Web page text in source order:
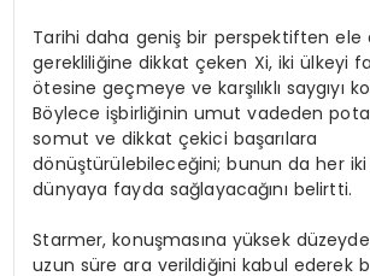
Tarihi daha geniş bir perspektiften ele
gerekliliğine dikkat çeken Xi, iki ülkeyi
ötesine geçmeye ve karşılıklı saygıyı
Böylece işbirliğinin umut vadeden
somut ve dikkat çekici başarılara
dönüştürülebileceğini; bunun da her
dünyaya fayda sağlayacağını belirtti.
Starmer, konuşmasına yüksek
uzun süre ara verildiğini kabul ederek